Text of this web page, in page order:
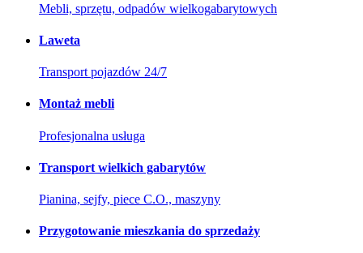
Mebli, sprzętu, odpadów wielkogabarytowych
Laweta
Transport pojazdów 24/7
Montaż mebli
Profesjonalna usługa
Transport wielkich gabarytów
Pianina, sejfy, piece C.O., maszyny
Przygotowanie mieszkania do sprzedaży